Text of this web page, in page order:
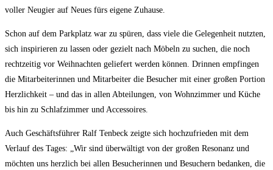
voller Neugier auf Neues fürs eigene Zuhause.
Schon auf dem Parkplatz war zu spüren, dass viele die Gelegenheit nutzten,
sich inspirieren zu lassen oder gezielt nach Möbeln zu suchen, die noch
rechtzeitig vor Weihnachten geliefert werden können. Drinnen empfingen
die Mitarbeiterinnen und Mitarbeiter die Besucher mit einer großen Portion
Herzlichkeit – und das in allen Abteilungen, von Wohnzimmer und Küche
bis hin zu Schlafzimmer und Accessoires.
Auch Geschäftsführer Ralf Tenbeck zeigte sich hochzufrieden mit dem
Verlauf des Tages: „Wir sind überwältigt von der großen Resonanz und
möchten uns herzlich bei allen Besucherinnen und Besuchern bedanken, die